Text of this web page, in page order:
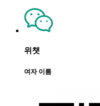
위챗
여자 이름